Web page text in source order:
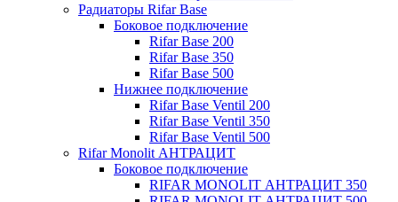
Радиаторы Rifar Base
Боковое подключение
Rifar Base 200
Rifar Base 350
Rifar Base 500
Нижнее подключение
Rifar Base Ventil 200
Rifar Base Ventil 350
Rifar Base Ventil 500
Rifar Monolit АНТРАЦИТ
Боковое подключение
RIFAR MONOLIT АНТРАЦИТ 350